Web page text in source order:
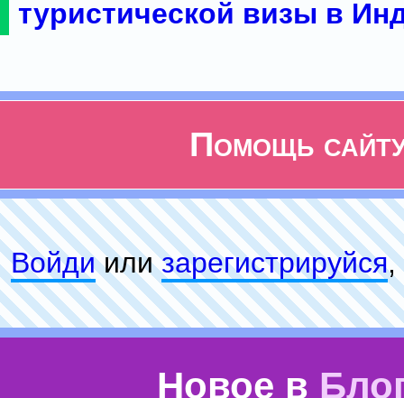
туристической визы в
Помощь
Войдиилизарeгиcтpируйся,
Новое в